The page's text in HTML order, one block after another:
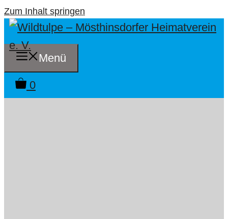
Zum Inhalt springen
Menü
0